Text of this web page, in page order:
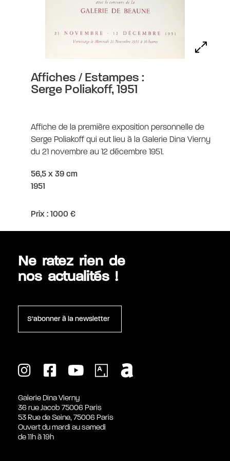
Serge Poliakoff, 1951
Affiches / Estampes :
Serge Poliakoff, 1951
Affiche de la première exposition personnelle de
Serge Poliakoff qui eut lieu à la Galerie Dina Vierny
du 21 novembre au 12 décembre 1951.
56,5 x 39 cm
1951
Prix : 1000 €
Ne ratez rien de
nos actualités !
S’abonner à la newsletter
Galerie Dina Vierny
36 rue Jacob 75006 Paris
53 Rue de Seine, 75006 Paris
Ouvert du mardi au samedi
de 11h à 19h